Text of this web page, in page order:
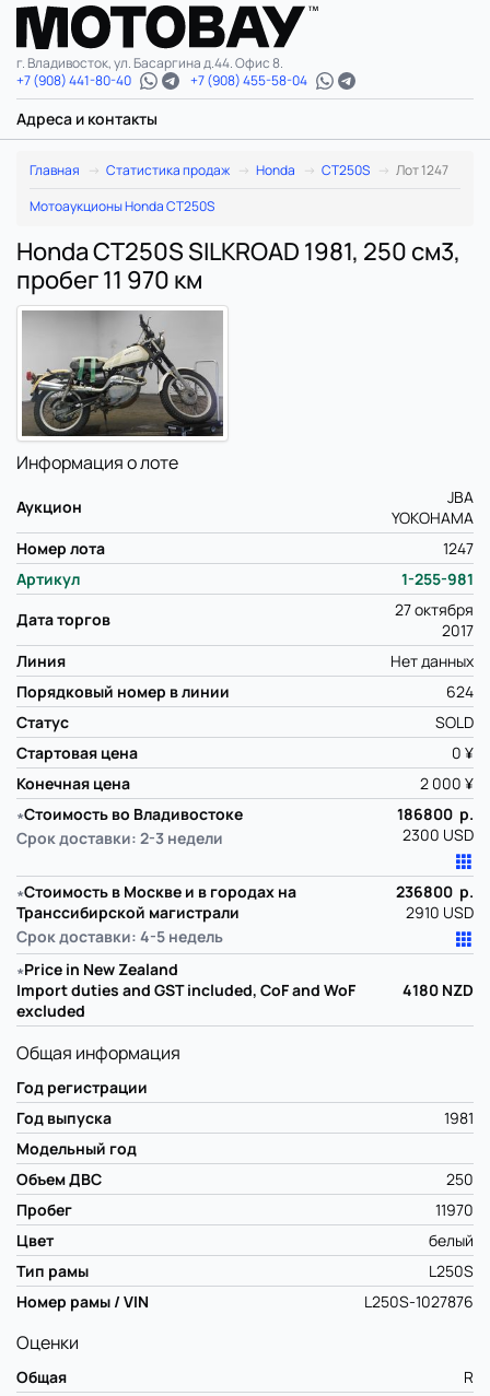
г. Владивосток, ул. Басаргина д.44. Офис 8.
+7 (908) 441-80-40
+7 (908) 455-58-04
Адреса и контакты
Главная Статистика продаж Honda CT250S
Лот 1247
Мотоаукционы Honda CT250S
Honda CT250S SILKROAD 1981, 250 см3,
пробег 11 970 км
Информация о лоте
Аукцион
JBA
YOKOHAMA
Номер лота
1247
Артикул
1-255-981
Дата торгов
27 октября
2017
Линия
Нет данных
Порядковый номер в линии
624
Статус
SOLD
Стартовая цена
0 ¥
Конечная цена
2 000 ¥
∗Стоимость во Владивостоке
Срок доставки: 2-3 недели
186800 р.
2300 USD
∗Стоимость в Москве и в городах на
Транссибирской магистрали
Срок доставки: 4-5 недель
236800 р.
2910 USD
∗Price in New Zealand
Import duties and GST included, CoF and WoF
excluded
4180 NZD
Общая информация
Год регистрации
Год выпуска
1981
Модельный год
Объем ДВС
250
Пробег
11970
Цвет
белый
Тип рамы
L250S
Номер рамы / VIN
L250S-1027876
Оценки
Общая
R